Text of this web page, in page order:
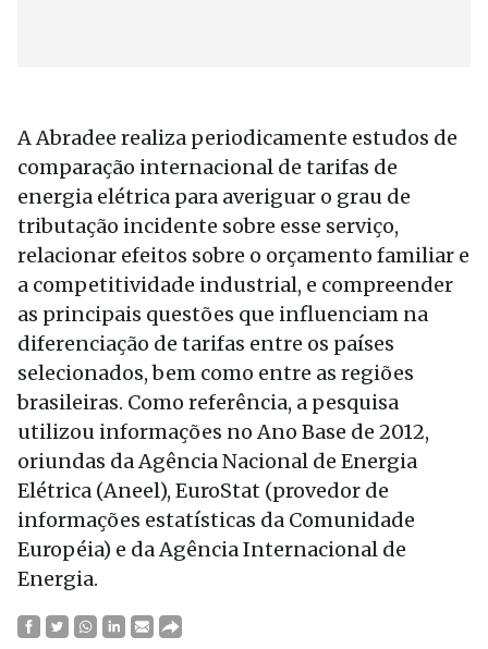
A Abradee realiza periodicamente estudos de
comparação internacional de tarifas de
energia elétrica para averiguar o grau de
tributação incidente sobre esse serviço,
relacionar efeitos sobre o orçamento familiar e
a competitividade industrial, e compreender
as principais questões que influenciam na
diferenciação de tarifas entre os países
selecionados, bem como entre as regiões
brasileiras. Como referência, a pesquisa
utilizou informações no Ano Base de 2012,
oriundas da Agência Nacional de Energia
Elétrica (Aneel), EuroStat (provedor de
informações estatísticas da Comunidade
Européia) e da Agência Internacional de
Energia.